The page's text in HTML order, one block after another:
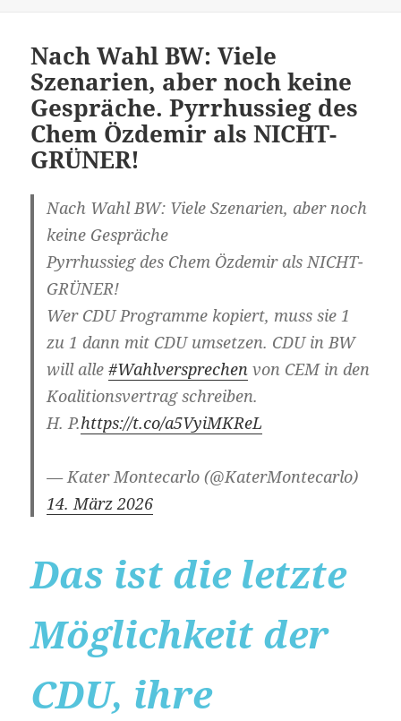
Nach Wahl BW: Viele
Szenarien, aber noch keine
Gespräche. Pyrrhussieg des
Chem Özdemir als NICHT-
GRÜNER!
Nach Wahl BW: Viele Szenarien, aber noch
keine Gespräche
Pyrrhussieg des Chem Özdemir als NICHT-
GRÜNER!
Wer CDU Programme kopiert, muss sie 1
zu 1 dann mit CDU umsetzen. CDU in BW
will alle#Wahlversprechen von CEM in den
Koalitionsvertrag schreiben.
H. P.https://t.co/a5VyiMKReL
— Kater Montecarlo (@KaterMontecarlo)
14. März 2026
Das ist die letzte
Möglichkeit der
CDU, ihre